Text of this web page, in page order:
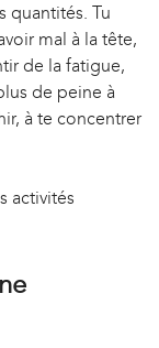
quantités. Tu
mal à la tête,
de la fatigue,
de peine à
à te concentrer
activités